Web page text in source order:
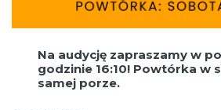
Na audycję zapraszamy w
godzinie 16:10! Powtórka w
samej porze.